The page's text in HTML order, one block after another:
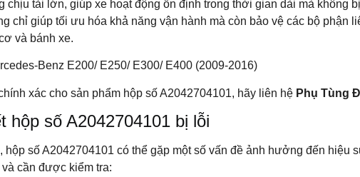
chịu tải lớn, giúp xe hoạt động ổn định trong thời gian dài mà không
chỉ giúp tối ưu hóa khả năng vận hành mà còn bảo vệ các bộ phận
và bánh xe.
Benz E200/ E250/ E300/ E400 (2009-2016)
xác cho sản phẩm hộp số A2042704101, hãy liên hệ Phụ Tùng
hộp số A2042704101 bị lỗi
số A2042704101 có thể gặp một số vấn đề ảnh hưởng đến hiệu
cần được kiểm tra: